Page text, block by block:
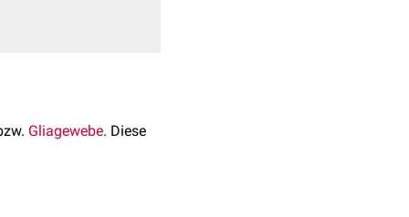
Gliagewebe. Diese